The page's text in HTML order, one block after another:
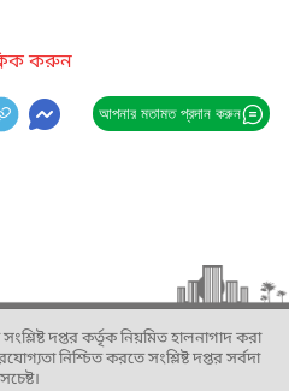
করুন
আপনার মতামত প্রদান করুন
দপ্তর কর্তৃক নিয়মিত হালনাগাদ করা
নিশ্চিত করতে সংশ্লিষ্ট দপ্তর সর্বদা
সচেষ্ট।